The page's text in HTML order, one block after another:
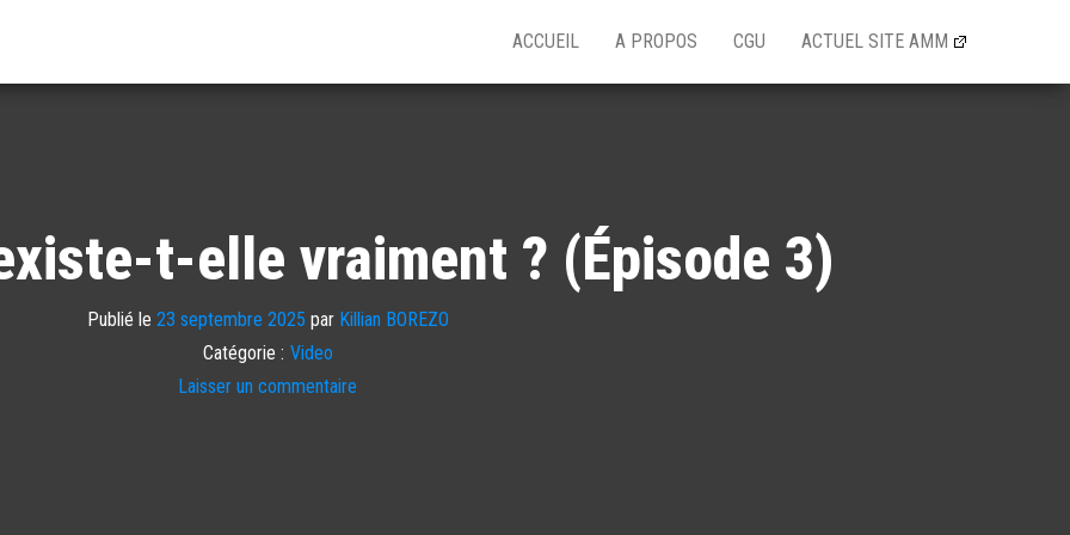
ACCUEIL A PROPOS CGU ACTUEL SITE AMM
t-elle vraiment ? (Épisode 3)
Publié le 23 septembre 2025 par Killian BOREZO
Catégorie : Video
Laisser un commentaire